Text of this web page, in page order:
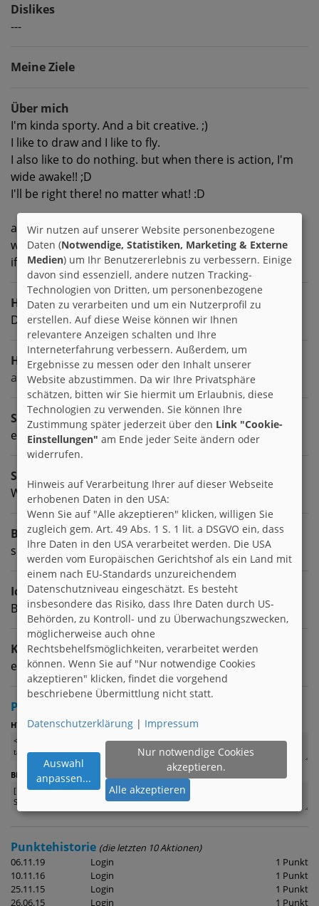
Dislikes
---
Meine Ziele
Über mich
I'm kinda sporty. And a bit creative. ;)
I like to draw and I like to fly.
I also like to do nothing. but when there is action, I'm
wide awake!! ;D
I'll be right there! no matter what! :D
and yes..
what should I write? :)
if you want to know more about me, then write!! ;)
Hobbies
Don't panic! I'll tell you my hobbies as fast as I can. ;)
Homepage
alturl.com/ccrvf
Sprachen
englisch deutsch
Sternzeichen
Wassermann
Beruf
something technical....
Ich suche
Brieffreunde zwischen 18 & 25
Kontaktart
egal | egal
Profil verlinken
HTML:
BBCode(z. B. für Foren)
Punktehistorie (die letzten 10 Aktionen)
06.11.19
Login
1 Punkt
10.11.16
Login
1 Punkt
25.11.15
Login
1 Punkt
26.06.15
Login 1 Punkt
Wir nutzen auf unserer Website personenbezogene
Daten (Notwendige, Statistiken, Marketing & Externe
Medien) um Ihr Benutzererlebnis zu verbessern. Einige
davon sind essenziell, andere nutzen Tracking-
Technologien von Dritten, um personenbezogene
Daten zu verarbeiten und um ein Nutzerprofil zu
erstellen. Auf diese Weise können wir Ihnen
relevantere Anzeigen schalten und Ihre
Interneterfahrung verbessern. Außerdem, um
Ergebnisse zu messen oder den Inhalt unserer
Website abzustimmen. Da wir Ihre Privatsphäre
schätzen, bitten wir Sie hiermit um Erlaubnis, diese
Technologien zu verwenden. Sie können Ihre
Zustimmung später jederzeit über den Link "Cookie-
Einstellungen" am Ende jeder Seite ändern oder
widerrufen.
Hinweis auf Verarbeitung Ihrer auf dieser Webseite
erhobenen Daten in den USA:
Wenn Sie auf "Alle akzeptieren" klicken, willigen Sie
zugleich gem. Art. 49 Abs. 1 S. 1 lit. a DSGVO ein, dass
Ihre Daten in den USA verarbeitet werden. Die USA
werden vom Europäischen Gerichtshof als ein Land mit
einem nach EU-Standards unzureichendem
Datenschutzniveau eingeschätzt. Es besteht
insbesondere das Risiko, dass Ihre Daten durch US-
Behörden, zu Kontroll- und zu Überwachungszwecken,
möglicherweise auch ohne
Rechtsbehelfsmöglichkeiten, verarbeitet werden
können. Wenn Sie auf "Nur notwendige Cookies
akzeptieren" klicken, findet die vorgehend
beschriebene Übermittlung nicht statt.
Datenschutzerklärung | Impressum
Auswahl
anpassen...
Nur notwendige Cookies
akzeptieren.
Alle akzeptieren